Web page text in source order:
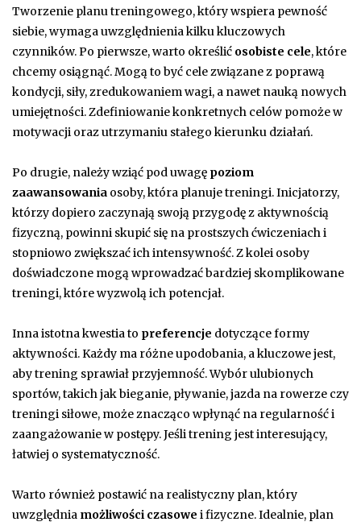
Tworzenie planu treningowego, który wspiera pewność
siebie, wymaga uwzględnienia kilku kluczowych
czynników. Po pierwsze, warto określić osobiste cele, które
chcemy osiągnąć. Mogą to być cele związane z poprawą
kondycji, siły, zredukowaniem wagi, a nawet nauką nowych
umiejętności. Zdefiniowanie konkretnych celów pomoże w
motywacji oraz utrzymaniu stałego kierunku działań.
Po drugie, należy wziąć pod uwagę poziom
zaawansowania osoby, która planuje treningi. Inicjatorzy,
którzy dopiero zaczynają swoją przygodę z aktywnością
fizyczną, powinni skupić się na prostszych ćwiczeniach i
stopniowo zwiększać ich intensywność. Z kolei osoby
doświadczone mogą wprowadzać bardziej skomplikowane
treningi, które wyzwolą ich potencjał.
Inna istotna kwestia to preferencje dotyczące formy
aktywności. Każdy ma różne upodobania, a kluczowe jest,
aby trening sprawiał przyjemność. Wybór ulubionych
sportów, takich jak bieganie, pływanie, jazda na rowerze czy
treningi siłowe, może znacząco wpłynąć na regularność i
zaangażowanie w postępy. Jeśli trening jest interesujący,
łatwiej o systematyczność.
Warto również postawić na realistyczny plan, który
uwzględnia możliwości czasowe i fizyczne. Idealnie, plan